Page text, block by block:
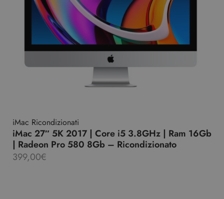
iMac Ricondizionati
iMac 27″ 5K 2017 | Core i5 3.8GHz | Ram 16Gb
| Radeon Pro 580 8Gb – Ricondizionato
399,00€